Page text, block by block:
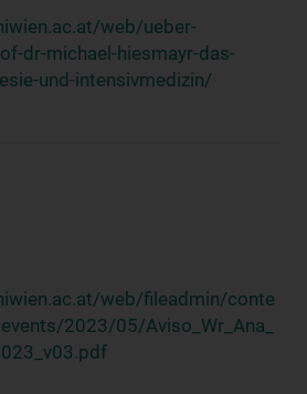
web/ueber-
dr-michael-hiesmayr-das-
und-intensivmedizin/
web/fileadmin/conte
2023/05/Aviso_Wr_Ana_